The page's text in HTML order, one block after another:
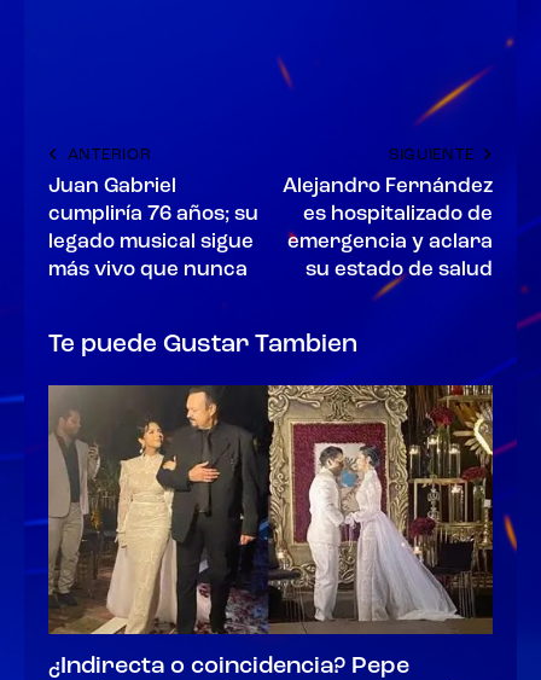
ANTERIOR
Juan Gabriel
cumpliría 76 años; su
legado musical sigue
más vivo que nunca
SIGUIENTE
Alejandro Fernández
es hospitalizado de
emergencia y aclara
su estado de salud
Te puede Gustar Tambien
¿Indirecta o coincidencia? Pepe